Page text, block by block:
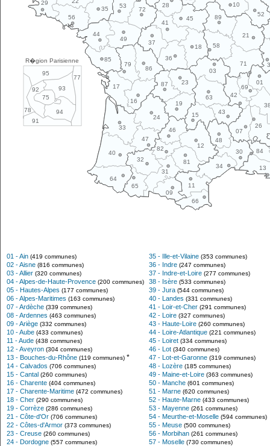
R�gion Parisienne
77
78
91
95
93
75
94
92
10
11
12
13
15
16
17
18
19
21
23
24
26
28
29
30
31
32
33
34
35
36
37
40
41
42
43
44
45
46
47
48
49
52
53
56
58
63
64
65
66
69
01
03
07
09
71
72
79
81
82 84
85
86
87
89
01 - Ain (419 communes)
02 - Aisne (816 communes)
03 - Allier (320 communes)
04 - Alpes-de-Haute-Provence (200 communes)
05 - Hautes-Alpes (177 communes)
06 - Alpes-Maritimes (163 communes)
07 - Ardèche (339 communes)
08 - Ardennes (463 communes)
09 - Ariège (332 communes)
10 - Aube (433 communes)
11 - Aude (438 communes)
12 - Aveyron (304 communes)
13 - Bouches-du-Rhône (119 communes) *
14 - Calvados (706 communes)
15 - Cantal (260 communes)
16 - Charente (404 communes)
17 - Charente-Maritime (472 communes)
18 - Cher (290 communes)
19 - Corrèze (286 communes)
21 - Côte-d'Or (706 communes)
22 - Côtes-d'Armor (373 communes)
23 - Creuse (260 communes)
24 - Dordogne (557 communes)
35 - Ille-et-Vilaine (353 communes)
36 - Indre (247 communes)
37 - Indre-et-Loire (277 communes)
38 - Isère (533 communes)
39 - Jura (544 communes)
40 - Landes (331 communes)
41 - Loir-et-Cher (291 communes)
42 - Loire (327 communes)
43 - Haute-Loire (260 communes)
44 - Loire-Atlantique (221 communes)
45 - Loiret (334 communes)
46 - Lot (340 communes)
47 - Lot-et-Garonne (319 communes)
48 - Lozère (185 communes)
49 - Maine-et-Loire (363 communes)
50 - Manche (601 communes)
51 - Marne (620 communes)
52 - Haute-Marne (433 communes)
53 - Mayenne (261 communes)
54 - Meurthe-et-Moselle (594 communes)
55 - Meuse (500 communes)
56 - Morbihan (261 communes)
57 - Moselle (730 communes)